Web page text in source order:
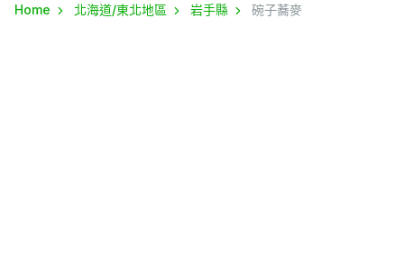
Home 北海道/東北地區 岩手縣 碗子蕎麥